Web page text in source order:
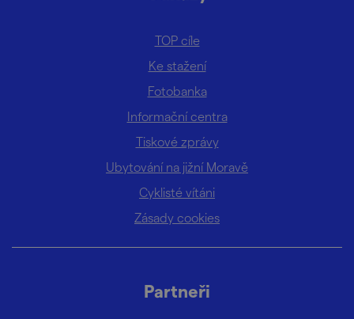
TOP cíle
Ke stažení
Fotobanka
Informační centra
Tiskové zprávy
Ubytování na jižní Moravě
Cyklisté vítáni
Zásady cookies
Partneři